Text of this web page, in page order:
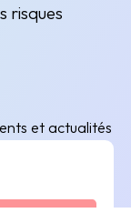
risques
et actualités